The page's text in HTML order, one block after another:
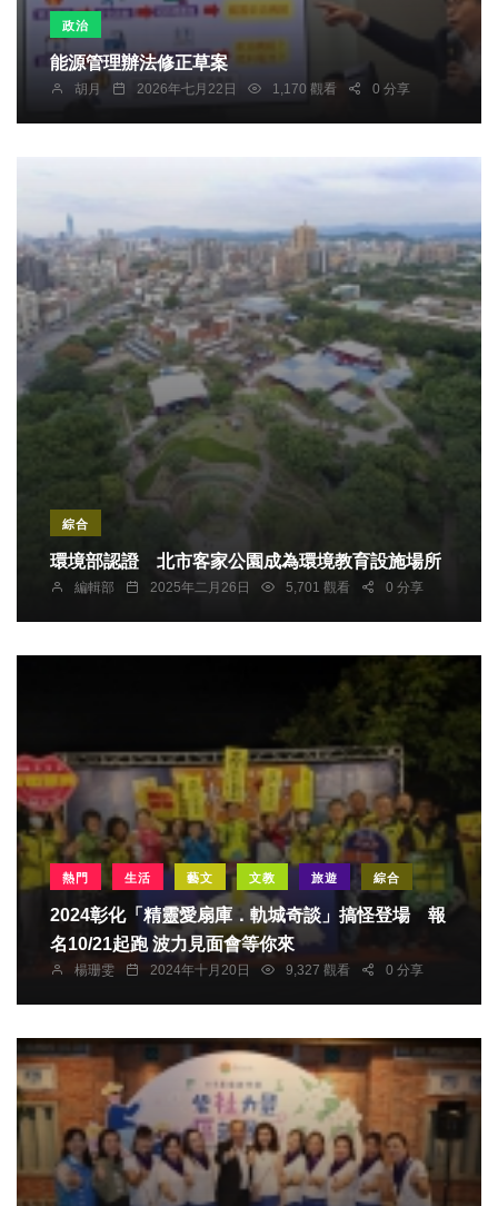
政治
能源管理辦法修正草案
胡月 2026年七月22日 1,170 觀看 0 分享
綜合
環境部認證 北市客家公園成為環境教育設施場所
編輯部 2025年二月26日 5,701 觀看 0 分享
熱門 生活 藝文 文教 旅遊 綜合
2024彰化「精靈愛扇庫．軌城奇談」搞怪登場 報
名10/21起跑 波力見面會等你來
楊珊雯 2024年十月20日 9,327 觀看 0 分享